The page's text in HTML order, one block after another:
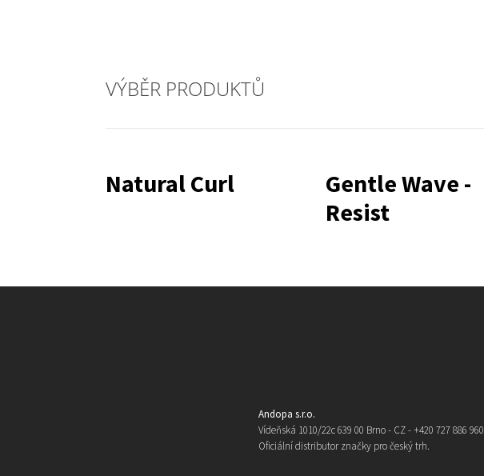
VÝBĚR PRODUKTŮ
Natural Curl
Gentle Wave -
Resist
Andopa s.r.o.
Vídeňská 1010/22c 639 00 Brno - CZ - +420 727 886 960
Oficiální distributor značky pro český trh.